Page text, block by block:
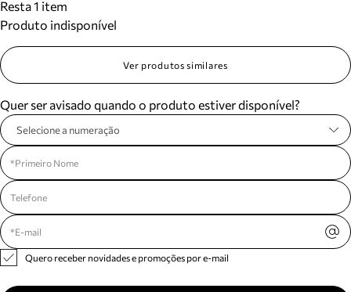
Resta 1 item
Produto indisponível
Ver produtos similares
Quer ser avisado quando o produto estiver disponível?
Selecione a numeração
Quero receber novidades e promoções por e-mail